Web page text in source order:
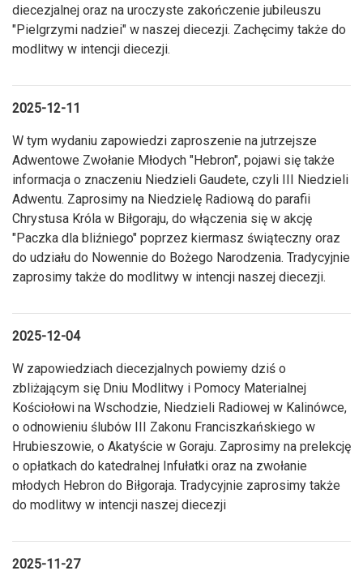
diecezjalnej oraz na uroczyste zakończenie jubileuszu
"Pielgrzymi nadziei" w naszej diecezji. Zachęcimy także do
modlitwy w intencji diecezji.
2025-12-11
W tym wydaniu zapowiedzi zaproszenie na jutrzejsze
Adwentowe Zwołanie Młodych "Hebron", pojawi się także
informacja o znaczeniu Niedzieli Gaudete, czyli III Niedzieli
Adwentu. Zaprosimy na Niedzielę Radiową do parafii
Chrystusa Króla w Biłgoraju, do włączenia się w akcję
"Paczka dla bliźniego" poprzez kiermasz świąteczny oraz
do udziału do Nowennie do Bożego Narodzenia. Tradycyjnie
zaprosimy także do modlitwy w intencji naszej diecezji.
2025-12-04
W zapowiedziach diecezjalnych powiemy dziś o
zbliżającym się Dniu Modlitwy i Pomocy Materialnej
Kościołowi na Wschodzie, Niedzieli Radiowej w Kalinówce,
o odnowieniu ślubów III Zakonu Franciszkańskiego w
Hrubieszowie, o Akatyście w Goraju. Zaprosimy na prelekcję
o opłatkach do katedralnej Infułatki oraz na zwołanie
młodych Hebron do Biłgoraja. Tradycyjnie zaprosimy także
do modlitwy w intencji naszej diecezji
2025-11-27